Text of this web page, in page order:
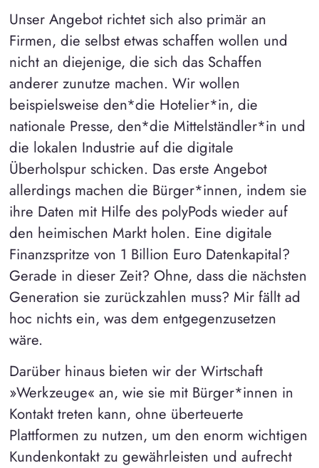
Unser Angebot richtet sich also primär an
Firmen, die selbst etwas schaffen wollen und
nicht an diejenige, die sich das Schaffen
anderer zunutze machen. Wir wollen
beispielsweise den*die Hotelier*in, die
nationale Presse, den*die Mittelständler*in und
die lokalen Industrie auf die digitale
Überholspur schicken. Das erste Angebot
allerdings machen die Bürger*innen, indem sie
ihre Daten mit Hilfe des polyPods wieder auf
den heimischen Markt holen. Eine digitale
Finanzspritze von 1 Billion Euro Datenkapital?
Gerade in dieser Zeit? Ohne, dass die nächsten
Generation sie zurückzahlen muss? Mir fällt ad
hoc nichts ein, was dem entgegenzusetzen
wäre.
Darüber hinaus bieten wir der Wirtschaft
»Werkzeuge« an, wie sie mit Bürger*innen in
Kontakt treten kann, ohne überteuerte
Plattformen zu nutzen, um den enorm wichtigen
Kundenkontakt zu gewährleisten und aufrecht